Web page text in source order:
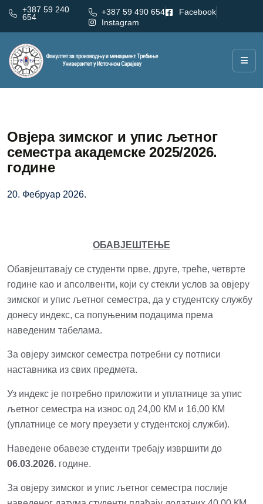
+387 59 240
654
+387 59 490 654
Facebook
Instagram
Овјера зимског и упис љетног
семестра академске 2025/2026.
године
20. Фебруар 2026.
ОБАВЈЕШТЕЊЕ
Обавјештавају се студенти прве, друге, треће, четврте
године као и апсолвенти, који су стекли услов за овјеру
зимског и упис љетног семестра, да у студентску службу
донесу индекс, са попуњеним подацима према
наведеним табелама.
За овјеру зимског семестра потребни су потписи
наставника из свих предмета.
Уз индекс је потребно приложити и уплатницe за упис
љетног семестра на износ од 24,00 КМ и 16,00 КМ
(уплатнице се могу преузети у студентској служби).
Наведене обавезе студенти требају извршити до
06.03.2026. године.
За овјеру зимског и упис љетног семестра послије